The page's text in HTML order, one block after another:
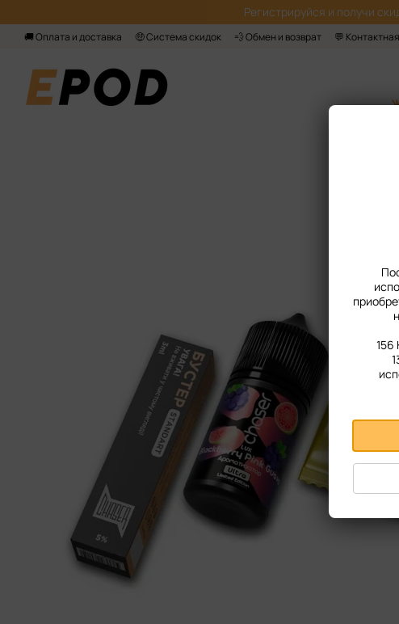
Регистрируйся‌ и получи
🚚 Оплата и доставка 🤑 Система скидок 💨 Обмен и возврат 💬
156